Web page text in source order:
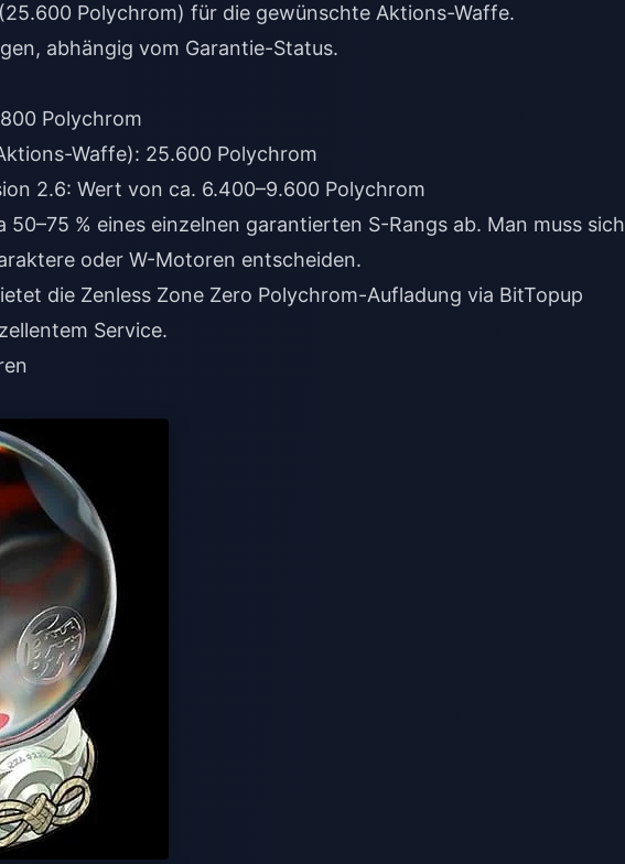
abhängig vom Garantie-Status.
Polychrom
Waffe): 25.600 Polychrom
2.6: Wert von ca. 6.400–9.600 Polychrom
50–75 % eines einzelnen garantierten S-Rangs ab. Man muss sich
oder W-Motoren entscheiden.
die Zenless Zone Zero Polychrom-Aufladung via BitTopup
Service.